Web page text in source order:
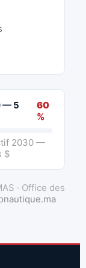
— 5
60
%
2030 —
$
· Office des